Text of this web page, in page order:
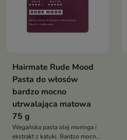
Hairmate Rude Mood
Pasta do włosów
bardzo mocno
utrwalająca matowa
75 g
Wegańska pasta olej moringa i
ekstrakt z katuki. Bardzo mocne